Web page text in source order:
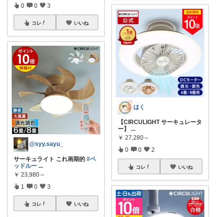
0 0 3
コレ いいね
@syy.sayu_
サーキュライト これ画期的 #ベ
ッドルー ...
￥ 23,980～
1 0 3
コレ いいね
はく
【CIRCULIGHT サーキュレータ
ー】
...
￥ 27,280～
0 0 2
コレ いいね